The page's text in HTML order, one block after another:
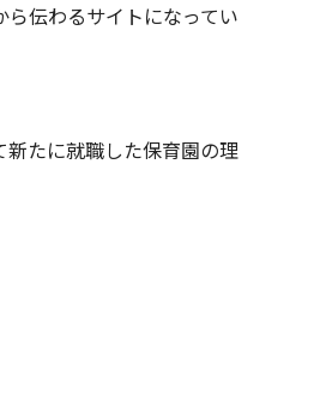
伝わるサイトになってい
たに就職した保育園の理